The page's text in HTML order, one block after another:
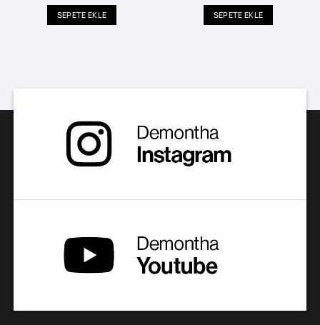
SEPETE EKLE SEPETE EKLE